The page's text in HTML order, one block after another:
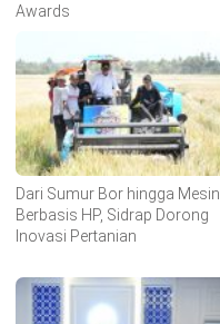
Awards
Dari Sumur Bor hingga Mesin
Berbasis HP, Sidrap Dorong
Inovasi Pertanian